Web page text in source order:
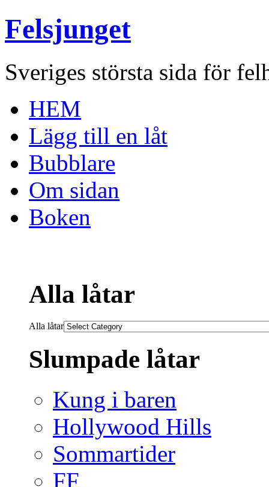
Felsjunget
Sveriges största sida för
HEM
Lägg till en låt
Bubblare
Om sidan
Boken
Alla låtar
Alla låtar
Slumpade låtar
Kung i baren
Hollywood Hills
Sommartider
FF